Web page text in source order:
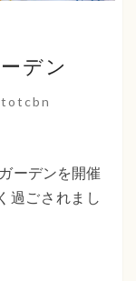
デン
ーデンを開催
過ごされまし